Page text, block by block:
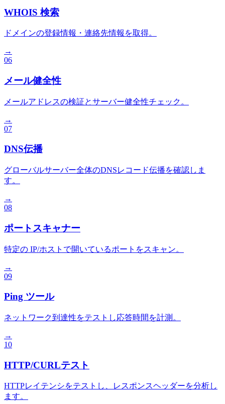
WHOIS 検索
ドメインの登録情報・連絡先情報を取得。
→
06
メール健全性
メールアドレスの検証とサーバー健全性チェック。
→
07
DNS伝播
グローバルサーバー全体のDNSレコード伝播を確認しま
す。
→
08
ポートスキャナー
特定の IP/ホストで開いているポートをスキャン。
→
09
Ping ツール
ネットワーク到達性をテストし応答時間を計測。
→
10
HTTP/CURLテスト
HTTPレイテンシをテストし、レスポンスヘッダーを分析し
ます。